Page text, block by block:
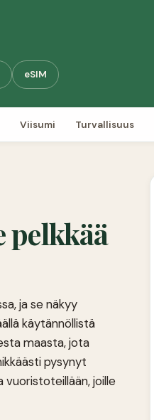
eSIM
Viisumi Turvallisuus
pelkkää
ja se näkyy
käytännöllistä
maasta, jota
pysynyt
vuoristoteillään, joille